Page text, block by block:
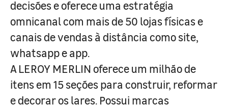
decisões e oferece uma estratégia
omnicanal com mais de 50 lojas físicas e
canais de vendas à distância como site,
whatsapp e app.
A LEROY MERLIN oferece um milhão de
itens em 15 seções para construir, reformar
e decorar os lares. Possui marcas